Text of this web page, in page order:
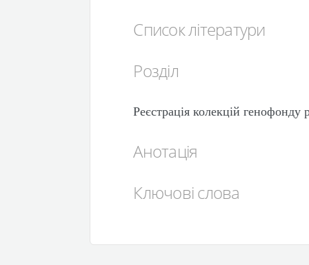
Список літератури
Розділ
Реєстрація колекцій генофонду
Анотація
Ключові слова